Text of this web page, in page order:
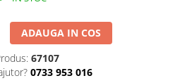
ADAUGA IN COS
67107
0733 953 016